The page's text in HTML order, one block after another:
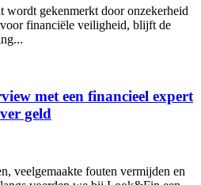
wordt gekenmerkt door onzekerheid
voor financiële veiligheid, blijft de
met een financieel expert
geld
veelgemaakte fouten vermijden en